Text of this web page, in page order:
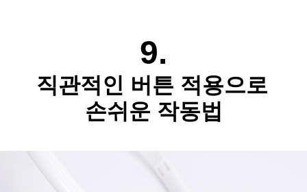
9.
직관적인 버튼 적용으로
손쉬운 작동법